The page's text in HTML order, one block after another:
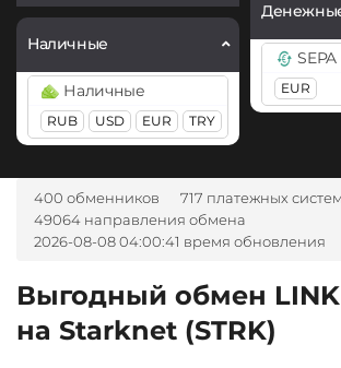
Horizen (ZEN)
Jupiter (JUP)
Litecoin (LTC)
Monero (XMR)
NEO
Notcoin (NOT)
PancakeSwap (CAKE)
Pepe
Газпромбанк RUB
Карта UZCARD UZS
Карта МИР RUB
МТС Банк RUB
Почта Банк RUB
Промсвязьбанк RUB
RUB
Наличные
Наличные
RUB USD EUR TRY
NEO
Pepe
POL
Ак
RUB
SEPA
EUR
400 обменников
717 платежных систем
49064 направления обмена
2026-08-08 04:00:41 время обновления
Выгодный обмен LINK
на Starknet (STRK)